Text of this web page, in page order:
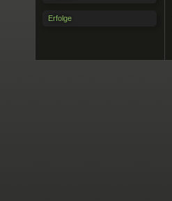
Erfolge